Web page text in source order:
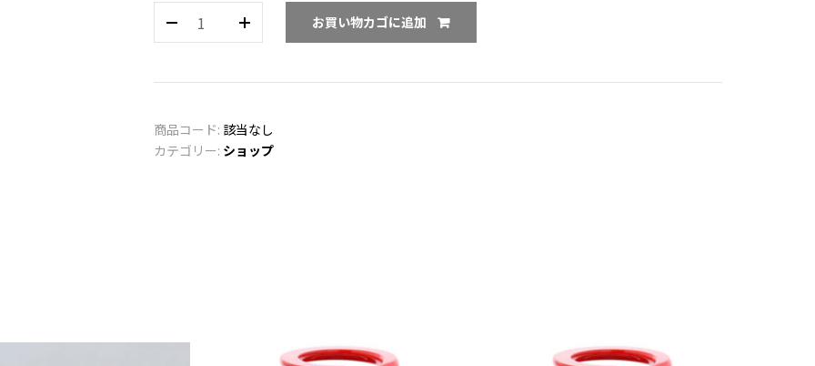
お買い物カゴに追加
商品コード: 該当なし
カテゴリー: ショップ